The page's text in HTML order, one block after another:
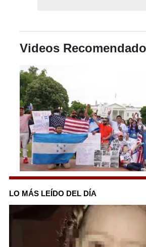
Videos
0
of
3
minutes,
LO MÁS LEÍDO DEL DÍA